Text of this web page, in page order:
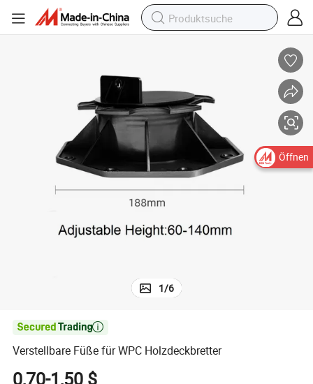
1/6

Verstellbare Füße für WPC Holzdeckbretter
0,70-1,50 $
Öffnen